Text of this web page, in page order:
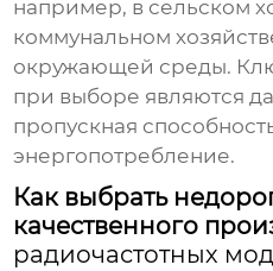
например, в сельском
коммунальном
окружающей среды.
при выборе являются
пропускная
энергопотребление.
Как выбрать
качественного
радиочастотных